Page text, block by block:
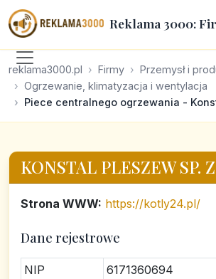
Reklama 3000:
reklama3000.pl Firmy
Przemysł i
Ogrzewanie, klimatyzacja i wentylacja
Piece centralnego ogrzewania -
KONSTAL PLESZEW SP.
Strona WWW: https://kotly24.pl/
Dane rejestrowe
NIP
6171360694